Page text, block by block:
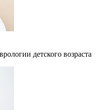
детского возраста